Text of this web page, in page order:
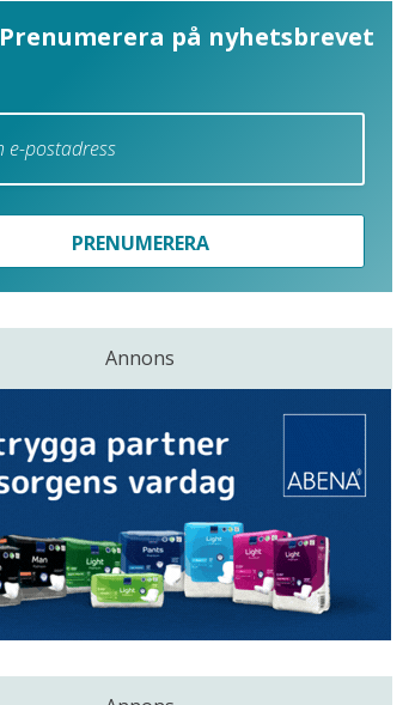
Prenumerera på nyhetsbrevet
PRENUMERERA
Annons